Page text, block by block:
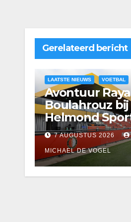
Gerelateerd bericht
LAATSTE NIEUWS VOETBAL
Avontuur
Boulahrouz bij
Helmond
alweer voorbij
7 AUGUSTUS 2026
MICHAEL DE VOGEL